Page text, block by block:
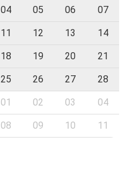
04 05 06 07
11 12 13 14
18 19 20 21
25 26 27 28
01 02 03 04
08 09 10 11